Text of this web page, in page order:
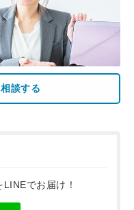
談する
でお届け！